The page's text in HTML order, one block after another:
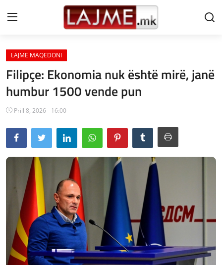
Shtëpi
LAJME MAQEDONI
SHQIPERI
KOSOVA
LAJME NGA BOTA
SHOWBIZ
SPORT
SHENDETI
JETA
Gallery
LAJME MAQEDONI
Filipçe: Ekonomia nuk është mirë, janë
humbur 1500 vende pun
Prill 8, 2026 - 16:00